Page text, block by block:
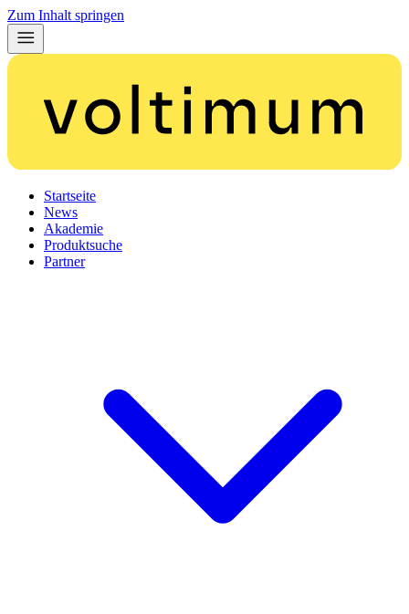
Zum Inhalt springen
Startseite
News
Akademie
Produktsuche
Partner